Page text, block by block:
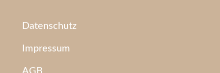
Datenschutz
Impressum
AGB